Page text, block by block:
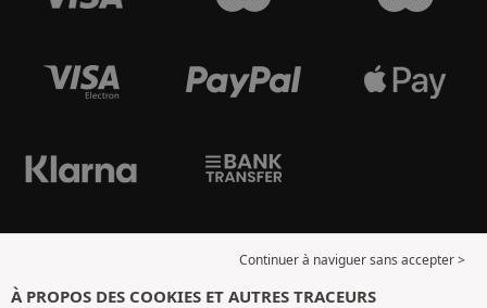
Continuer à naviguer sans accepter >
À PROPOS DES COOKIES ET AUTRES TRACEURS